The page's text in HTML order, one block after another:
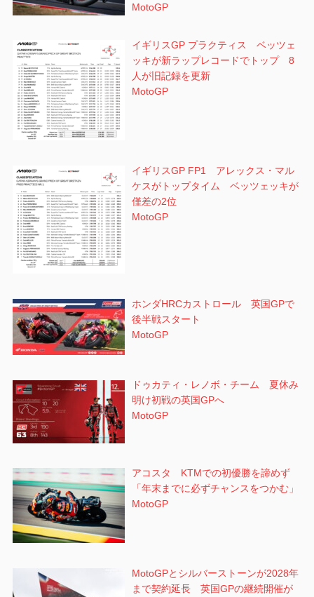
MotoGP
イギリスGP プラクティス ベッツェ
ッキが新ラップレコードでトップ 8
人が旧記録を更新
MotoGP
イギリスGP FP1 アレックス・マル
ケスがトップタイム ベッツェッキが
僅差の2位
MotoGP
ホンダHRCカストロール 英国GPで
後半戦スタート
MotoGP
ドゥカティ・レノボ・チーム 夏休み
明け初戦の英国GPへ
MotoGP
アコスタ KTMでの初優勝を諦めず
「年末までに必ずチャンスをつかむ」
MotoGP
MotoGPとシルバーストーンが2028年
まで契約延長 英国GPの継続開催が